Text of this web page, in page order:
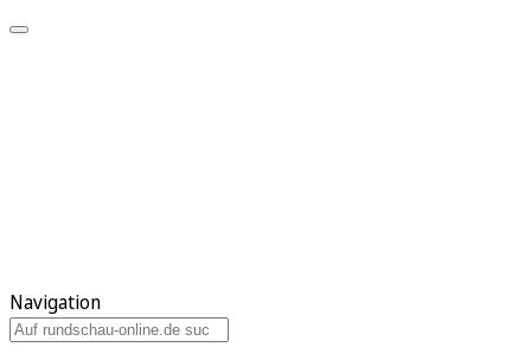
Navigation